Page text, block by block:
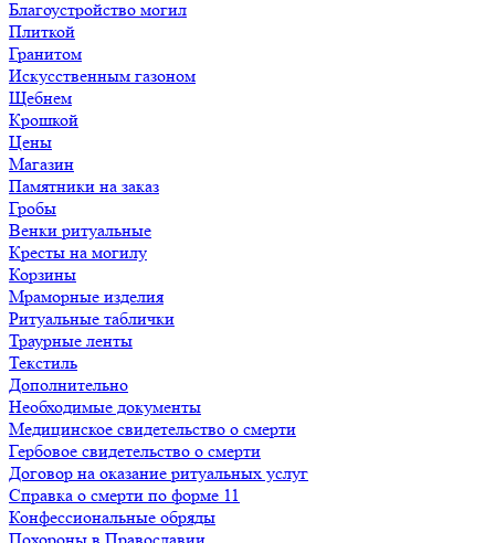
Благоустройство могил
Плиткой
Гранитом
Искусственным газоном
Щебнем
Крошкой
Цены
Магазин
Памятники на заказ
Гробы
Венки ритуальные
Кресты на могилу
Корзины
Мраморные изделия
Ритуальные таблички
Траурные ленты
Текстиль
Дополнительно
Необходимые документы
Медицинское свидетельство о смерти
Гербовое свидетельство о смерти
Договор на оказание ритуальных услуг
Справка о смерти по форме 11
Конфессиональные обряды